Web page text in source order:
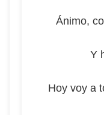
Ánimo,
Y
Hoy voy a